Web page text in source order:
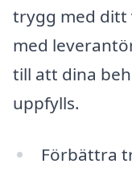
trygg med ditt
med
till att dina
uppfylls.
Förbättra